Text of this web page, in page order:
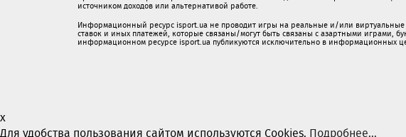
источником доходов или альтернативой работе.
Информационный ресурс isport.ua не проводит игры на реальные и/или
ставок и иных платежей, которые связаны/могут быть связаны c азартными игрaми,
информационном ресурсе isport.ua публикуютcя исключительно в информационных
x
Для удобства пользования сайтом используются Cookies. Подробнее...